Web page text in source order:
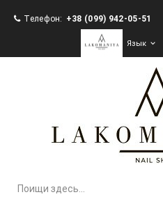
Телефон: +38 (099) 942-05-51
Язык 